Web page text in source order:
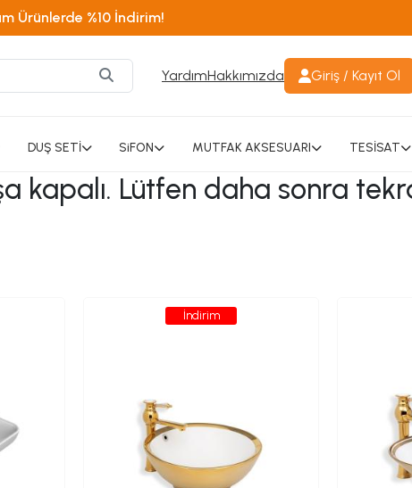
Ürünlerde %10 İndirim!
YardımHakkımızda Giriş / Kayıt Ol
DUŞ SETİ SiFON MUTFAK AKSESUARI TESİSAT
kapalı. Lütfen daha sonra
İndirim